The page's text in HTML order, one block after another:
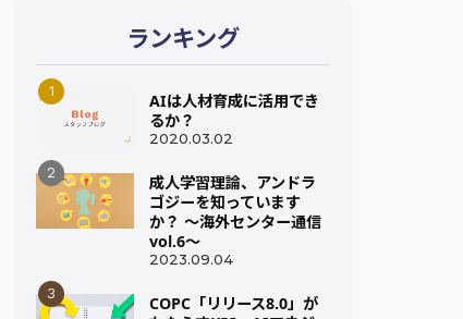
ランキング
2020.03.02
AIは人材育成に活用でき
るか？
2023.09.04
成人学習理論、アンドラ
ゴジーを知っています
か？ ～海外センター通信
vol.6～
COPC「リリース8.0」が